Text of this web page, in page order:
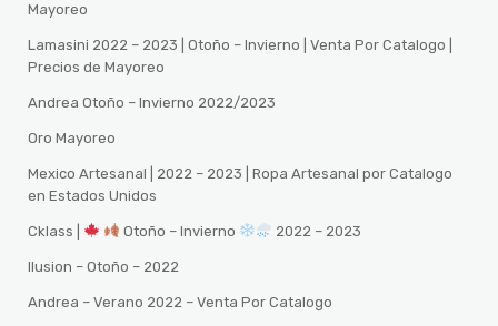
Mayoreo
Lamasini 2022 – 2023 | Otoño – Invierno | Venta Por Catalogo |
Precios de Mayoreo
Andrea Otoño – Invierno 2022/2023
Oro Mayoreo
Mexico Artesanal | 2022 – 2023 | Ropa Artesanal por Catalogo
en Estados Unidos
Cklass | Otoño – Invierno 2022 – 2023
Ilusion – Otoño – 2022
Andrea – Verano 2022 – Venta Por Catalogo